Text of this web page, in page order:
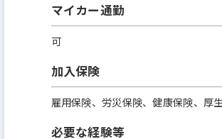
マイカー通勤
可
加入保険
雇用保険、労災保険、健康保険、厚
必要な経験等